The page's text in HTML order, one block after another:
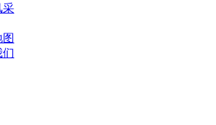
采
们